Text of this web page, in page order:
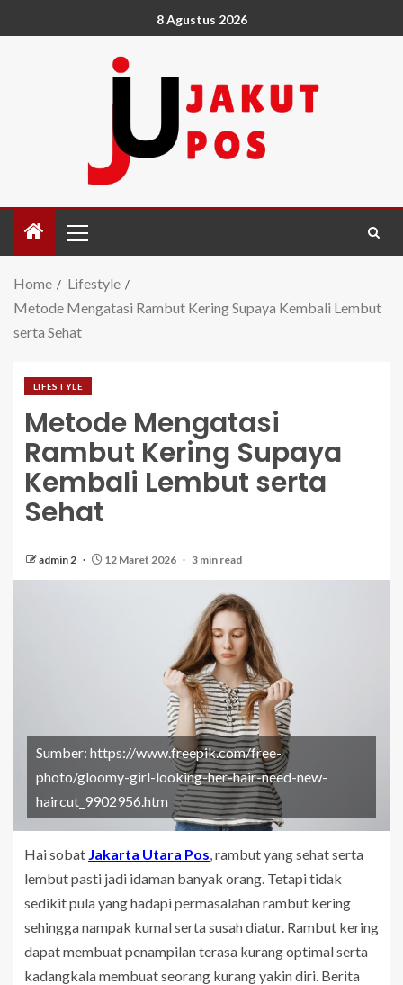
8 Agustus 2026
Home
Lifestyle
Metode Mengatasi Rambut Kering Supaya Kembali Lembut
serta Sehat
LIFESTYLE
Metode Mengatasi
Rambut Kering Supaya
Kembali Lembut serta
Sehat
admin 2 12 Maret 2026 3 min read
Sumber: https://www.freepik.com/free-
photo/gloomy-girl-looking-her-hair-need-new-
haircut_9902956.htm
Hai sobat Jakarta Utara Pos , rambut yang sehat serta
lembut pasti jadi idaman banyak orang. Tetapi tidak
sedikit pula yang hadapi permasalahan rambut kering
sehingga nampak kumal serta susah diatur. Rambut kering
dapat membuat penampilan terasa kurang optimal serta
kadangkala membuat seorang kurang yakin diri. Berita